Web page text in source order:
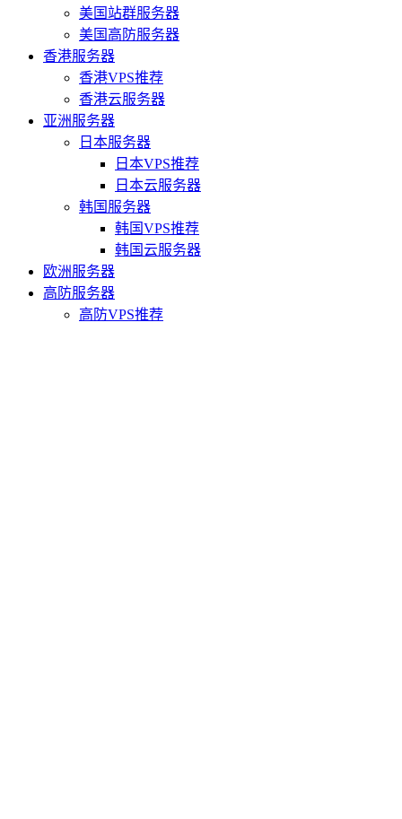
美国站群服务器
美国高防服务器
香港服务器
香港VPS推荐
香港云服务器
亚洲服务器
日本服务器
日本VPS推荐
日本云服务器
韩国服务器
韩国VPS推荐
韩国云服务器
欧洲服务器
高防服务器
高防VPS推荐